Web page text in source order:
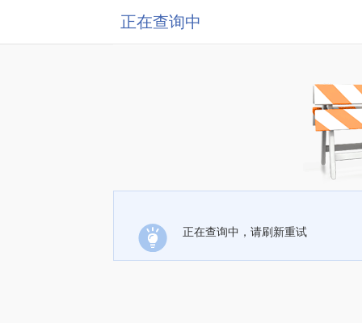
正在查询中
正在查询中，请刷新重试